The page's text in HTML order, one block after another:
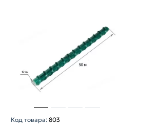
Код товара:803